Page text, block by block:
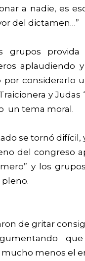
a nadie, es
del dictamen…”
grupos
aplaudiendo
considerarlo
y
un tema moral.
se tornó
del congreso
y los
de gritar
menos el